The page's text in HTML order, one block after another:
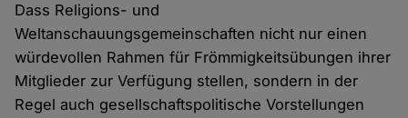
Dass Religions- und
Weltanschauungsgemeinschaften nicht nur einen
würdevollen Rahmen für Frömmigkeitsübungen ihrer
Mitglieder zur Verfügung stellen, sondern in der
Regel auch gesellschaftspolitische Vorstellungen